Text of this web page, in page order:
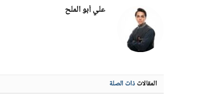
علي أبو الملح
المقالات ذات الصلة